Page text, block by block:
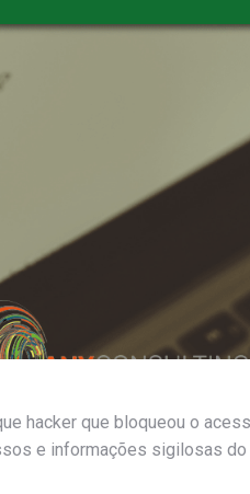
hacker que bloqueou o
e informações sigilosas do